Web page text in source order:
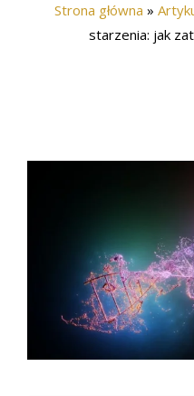
Strona główna »
starzenia: jak